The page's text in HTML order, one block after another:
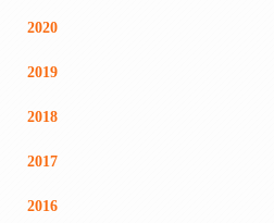
2020
2019
2018
2017
2016